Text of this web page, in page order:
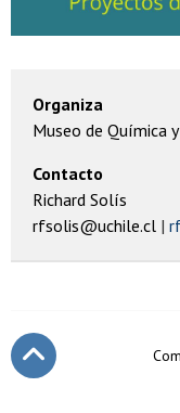
Organiza
Museo de Química
Contacto
Richard Solís
rfsolis@uchile.cl